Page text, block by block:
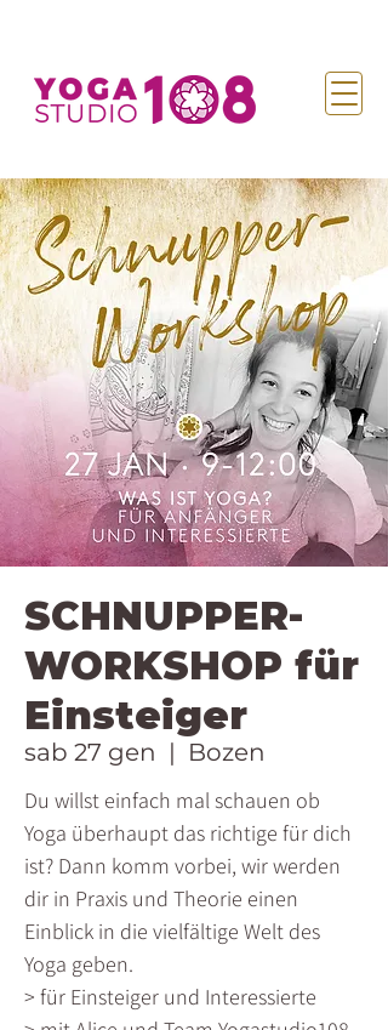
SCHNUPPER-
WORKSHOP für
Einsteiger
sab 27 gen
  |
Bozen
Du willst einfach mal schauen ob
Yoga überhaupt das richtige für dich
ist? Dann komm vorbei, wir werden
dir in Praxis und Theorie einen
Einblick in die vielfältige Welt des
Yoga geben.
> für Einsteiger und Interessierte